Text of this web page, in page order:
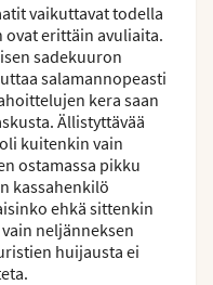
vaikuttavat todella
ovat erittäin avuliaita.
sadekuuron
salamannopeasti
kera saan
Ällistyttävää
kuitenkin vain
ostamassa pikku
kassahenkilö
ehkä sittenkin
neljänneksen
huijausta ei